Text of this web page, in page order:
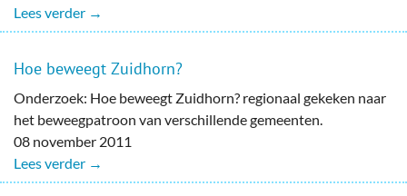
Lees verder →
Hoe beweegt Zuidhorn?
Onderzoek: Hoe beweegt Zuidhorn? regionaal gekeken naar
het beweegpatroon van verschillende gemeenten.
08 november 2011
Lees verder →